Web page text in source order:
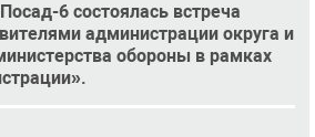
6 состоялась встреча
администрации округа и
обороны в рамках